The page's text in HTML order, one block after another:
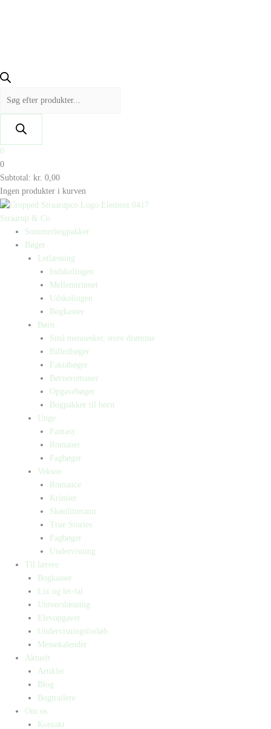
0
0
Subtotal: kr. 0,00
Ingen produkter i kurven
Straarup & Co
Sommerbogpakker
Bøger
Letlæsning
Indskolingen
Mellemtrinnet
Udskolingen
Bogkasser
Børn
Små mennesker, store drømme
Billedbøger
Faktabøger
Børneromaner
Opgavebøger
Bogpakker til børn
Unge
Fantasy
Romaner
Fagbøger
Voksne
Romance
Krimier
Skønlitteratur
True Stories
Fagbøger
Undervisning
Til lærere
Bogkasser
Lix og let-tal
Universlæsning
Elevopgaver
Undervisningsforløb
Messekalender
Aktuelt
Artikler
Blog
Bogtrailere
Om os
Kontakt